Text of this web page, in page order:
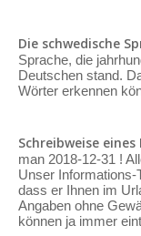
Die schwedische
Sprache, die
Deutschen stand.
Wörter erkennen
Schreibweise
man 2018-12-31 !
Unser Informations-
dass er Ihnen im
Angaben ohne
können ja immer